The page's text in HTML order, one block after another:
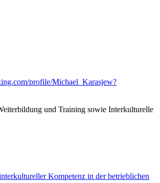
profile/Michael_Karasjew?
und Training sowie Interkulturelle
Kompetenz in der betrieblichen